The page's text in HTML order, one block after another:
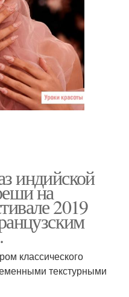
индийской
на
2019
классического
текстурными